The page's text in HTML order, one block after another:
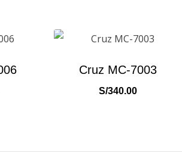
Cruz MC-7003
S/340.00